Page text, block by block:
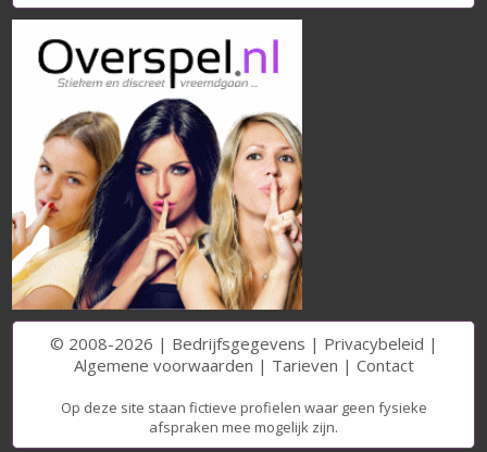
© 2008-2026 | Bedrijfsgegevens | Privacybeleid |
Algemene voorwaarden | Tarieven | Contact
Op deze site staan fictieve profielen waar geen fysieke
afspraken mee mogelijk zijn.